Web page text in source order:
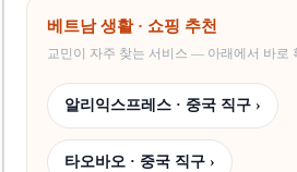
베트남 생활 · 쇼핑 추천
교민이 자주 찾는 서비스 — 아래에서 바로
알리익스프레스 · 중국 직구 ›
타오바오 · 중국 직구 ›